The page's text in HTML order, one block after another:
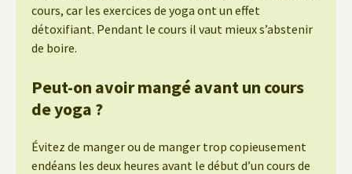
cours, car les exercices de yoga ont un effet
détoxifiant. Pendant le cours il vaut mieux s’abstenir
de boire.
Peut-on avoir mangé avant un cours
de yoga ?
Évitez de manger ou de manger trop copieusement
endéans les deux heures avant le début d’un cours de